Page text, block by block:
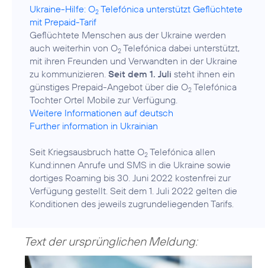
Ukraine-Hilfe: O2 Telefónica unterstützt Geflüchtete
mit Prepaid-Tarif
Geflüchtete Menschen aus der Ukraine werden
auch weiterhin von O2 Telefónica dabei unterstützt,
mit ihren Freunden und Verwandten in der Ukraine
zu kommunizieren. Seit dem 1. Juli steht ihnen ein
günstiges Prepaid-Angebot über die O2 Telefónica
Weitere Informationen auf deutsch
Further information in Ukrainian
Seit Kriegsausbruch hatte O2 Telefónica allen
Kund:innen Anrufe und SMS in die Ukraine sowie
dortiges Roaming bis 30. Juni 2022 kostenfrei zur
Verfügung gestellt. Seit dem 1. Juli 2022 gelten die
Konditionen des jeweils zugrundeliegenden Tarifs.
Text der ursprünglichen Meldung: